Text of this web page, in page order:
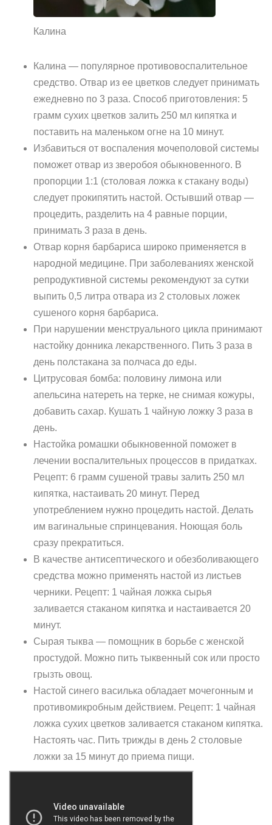
Калина
Калина — популярное противовоспалительное
средство. Отвар из ее цветков следует принимать
ежедневно по 3 раза. Способ приготовления: 5
грамм сухих цветков залить 250 мл кипятка и
поставить на маленьком огне на 10 минут.
Избавиться от воспаления мочеполовой системы
поможет отвар из зверобоя обыкновенного. В
пропорции 1:1 (столовая ложка к стакану воды)
следует прокипятить настой. Остывший отвар —
процедить, разделить на 4 равные порции,
принимать 3 раза в день.
Отвар корня барбариса широко применяется в
народной медицине. При заболеваниях женской
репродуктивной системы рекомендуют за сутки
выпить 0,5 литра отвара из 2 столовых ложек
сушеного корня барбариса.
При нарушении менструального цикла принимают
настойку донника лекарственного. Пить 3 раза в
день полстакана за полчаса до еды.
Цитрусовая бомба: половину лимона или
апельсина натереть на терке, не снимая кожуры,
добавить сахар. Кушать 1 чайную ложку 3 раза в
день.
Настойка ромашки обыкновенной поможет в
лечении воспалительных процессов в придатках.
Рецепт: 6 грамм сушеной травы залить 250 мл
кипятка, настаивать 20 минут. Перед
употреблением нужно процедить настой. Делать
им вагинальные спринцевания. Ноющая боль
сразу прекратиться.
В качестве антисептического и обезболивающего
средства можно применять настой из листьев
черники. Рецепт: 1 чайная ложка сырья
заливается стаканом кипятка и настаивается 20
минут.
Сырая тыква — помощник в борьбе с женской
простудой. Можно пить тыквенный сок или просто
грызть овощ.
Настой синего василька обладает мочегонным и
противомикробным действием. Рецепт: 1 чайная
ложка сухих цветков заливается стаканом кипятка.
Настоять час. Пить трижды в день 2 столовые
ложки за 15 минут до приема пищи.